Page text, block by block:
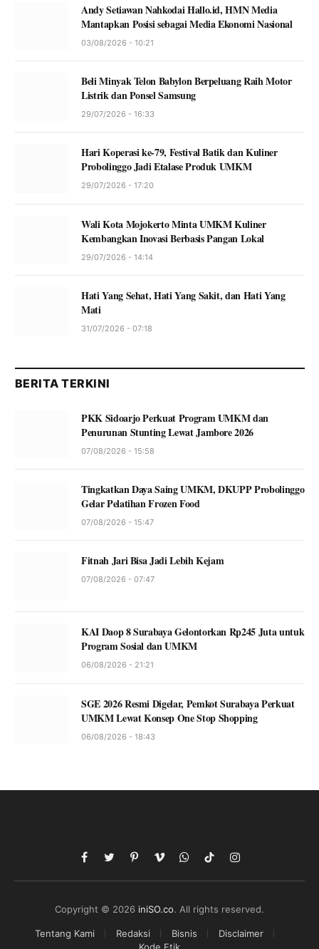
Andy Setiawan Nahkodai Hallo.id, HMN Media
Mantapkan Posisi sebagai Media Ekonomi Nasional
03/08/2026 - 10:21
Beli Minyak Telon Babylon Berpeluang Raih Motor
Listrik dan Ponsel Samsung
29/07/2026 - 16:33
Hari Koperasi ke-79, Festival Batik dan Kuliner
Probolinggo Jadi Etalase Produk UMKM
29/07/2026 - 17:20
Wali Kota Mojokerto Minta UMKM Kuliner
Kembangkan Inovasi Berbasis Pangan Lokal
29/07/2026 - 14:14
Hati Yang Sehat, Hati Yang Sakit, dan Hati Yang
Mati
31/07/2026 - 07:18
BERITA TERKINI
PKK Sidoarjo Perkuat Program UMKM dan
Penurunan Stunting Lewat Jambore 2026
07/08/2026 - 15:58
Tingkatkan Daya Saing UMKM, DKUPP Probolinggo
Gelar Pelatihan Frozen Food
07/08/2026 - 15:47
Fitnah Jari Bisa Jadi Lebih Kejam
07/08/2026 - 07:47
KAI Daop 8 Surabaya Gelontorkan Rp245 Juta untuk
Program Sosial dan UMKM
06/08/2026 - 21:21
SGE 2026 Resmi Digelar, Pemkot Surabaya Perkuat
UMKM Lewat Konsep One Stop Shopping
06/08/2026 - 18:43
Facebook
TwitterPinterestVimeoWhatsApp
TikTokInstagram
Copyright © 2026 iniSO.co. All rights reserved.
Tentang Kami Redaksi Bisnis
Disclaimer
Kode Etik